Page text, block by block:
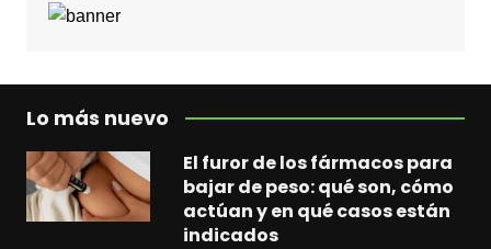
Lo más nuevo
El furor de los fármacos para
bajar de peso: qué son, cómo
actúan y en qué casos están
indicados